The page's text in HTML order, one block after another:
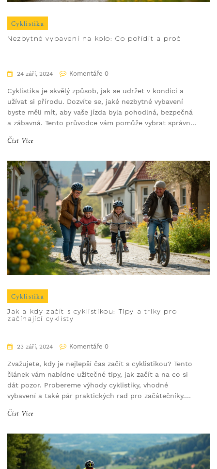
Cyklistika
Nezbytné vybavení na kolo: Co pořídit a proč
24 září, 2024 Komentáře 0
Cyklistika je skvělý způsob, jak se udržet v kondici a
užívat si přírodu. Dozvíte se, jaké nezbytné vybavení
byste měli mít, aby vaše jízda byla pohodlná, bezpečná
a zábavná. Tento průvodce vám pomůže vybrat správné
Číst Více
Cyklistika
Jak a kdy začít s cyklistikou: Tipy a triky pro
začínající cyklisty
23 září, 2024 Komentáře 0
Zvažujete, kdy je nejlepší čas začít s cyklistikou? Tento
článek vám nabídne užitečné tipy, jak začít a na co si
dát pozor. Probereme výhody cyklistiky, vhodné
vybavení a také pár praktických rad pro začátečníky.
užili naplno a bezpečně.
Číst Více